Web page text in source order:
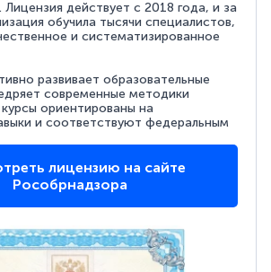
действует с 2018 года, и за
обучила тысячи специалистов,
и систематизированное
развивает образовательные
современные методики
ориентированы на
и соответствуют федеральным
лицензию на сайте
Рособрнадзора